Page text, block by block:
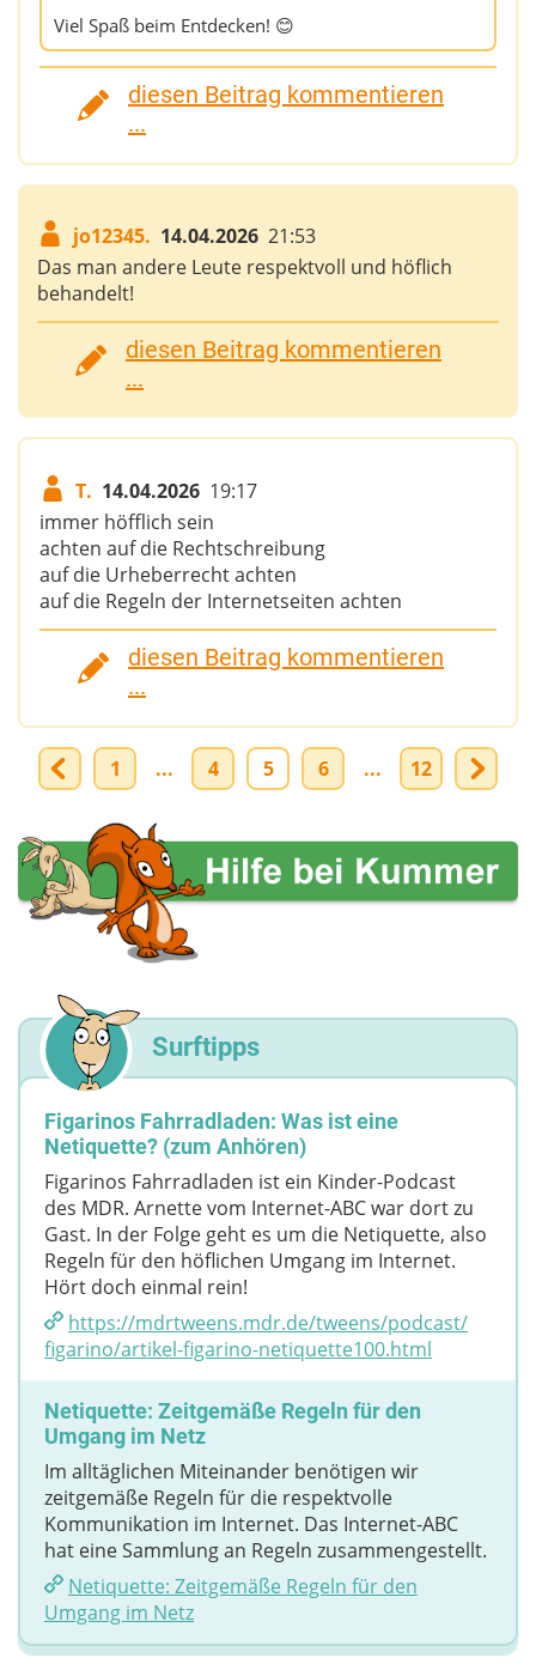
Viel Spaß beim Entdecken! 😊
diesen Beitrag kommentieren
...
jo12345. 14.04.2026 21:53
Das man andere Leute respektvoll und höflich
behandelt!
diesen Beitrag kommentieren
...
T. 14.04.2026 19:17
immer höfflich sein
achten auf die Rechtschreibung
auf die Urheberrecht achten
auf die Regeln der Internetseiten achten
diesen Beitrag kommentieren
...
1 ... 4 5 6 ... 12
Surftipps
Figarinos Fahrradladen: Was ist eine
Netiquette? (zum Anhören)
Figarinos Fahrradladen ist ein Kinder-Podcast
des MDR. Arnette vom Internet-ABC war dort zu
Gast. In der Folge geht es um die Netiquette, also
Regeln für den höflichen Umgang im Internet.
Hört doch einmal rein!
https://mdrtweens.mdr.de/​tweens/​podcast/​
figarino/​artikel-figarino-netiquette100.html
Netiquette: Zeitgemäße Regeln für den
Umgang im Netz
Im alltäglichen Miteinander benötigen wir
zeitgemäße Regeln für die respektvolle
Kommunikation im Internet. Das Internet-ABC
hat eine Sammlung an Regeln zusammengestellt.
Netiquette: Zeitgemäße Regeln für den
Umgang im Netz